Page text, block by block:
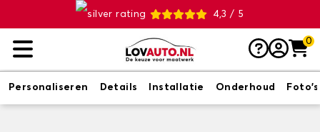
4,3 / 5
0
Personaliseren Details Installatie Onderhoud Foto's